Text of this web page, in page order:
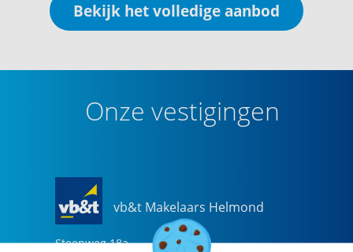
Bekijk het volledige aanbod
Onze vestigingen
vb&t Makelaars Helmond
Steenweg 18a